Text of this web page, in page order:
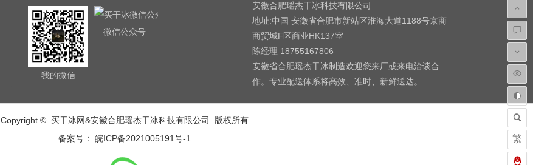
我的微信
微信公众号
安徽合肥瑶杰干冰科技有限公司
地址:中国 安徽省合肥市新站区淮海大道1188号京商
商贸城F区商业HK137室
陈经理 18755167806
安徽省合肥瑶杰干冰制造欢迎您来厂或来电洽谈合
作。专业配送体系将高效、准时、新鲜送达。
Copyright © 买干冰网&安徽合肥瑶杰干冰科技有限公司 版权所有
备案号： 皖ICP备2021005191号-1
繁